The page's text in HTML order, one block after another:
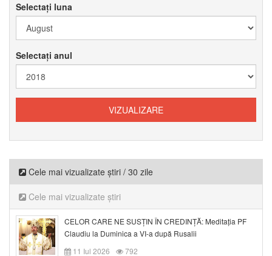
Selectați luna
Selectați anul
Cele mai vizualizate știri / 30 zile
Cele mai vizualizate știri
CELOR CARE NE SUSȚIN ÎN CREDINȚĂ: Meditația PF
Claudiu la Duminica a VI-a după Rusalii
11 Iul 2026
792